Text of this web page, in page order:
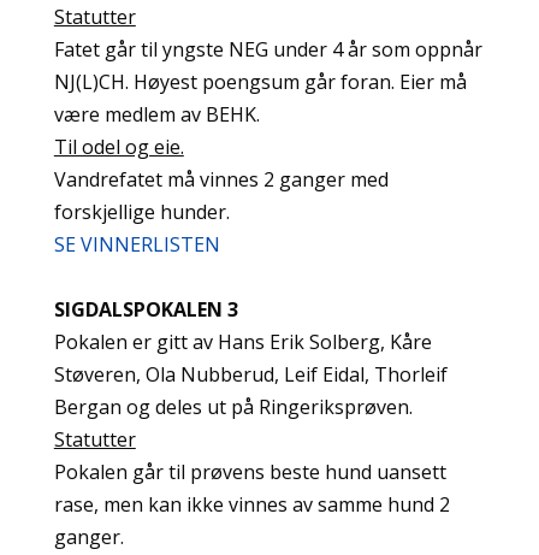
Statutter
Fatet går til yngste NEG under 4 år som oppnår
NJ(L)CH. Høyest poengsum går foran. Eier må
være medlem av BEHK.
Til odel og eie.
Vandrefatet må vinnes 2 ganger med
forskjellige hunder.
SE VINNERLISTEN
SIGDALSPOKALEN 3
Pokalen er gitt av Hans Erik Solberg, Kåre
Støveren, Ola Nubberud, Leif Eidal, Thorleif
Bergan og deles ut på Ringeriksprøven.
Statutter
Pokalen går til prøvens beste hund uansett
rase, men kan ikke vinnes av samme hund 2
ganger.